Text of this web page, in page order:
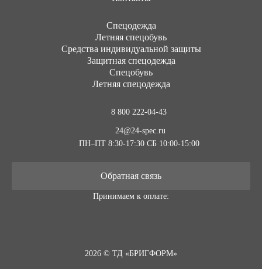
Cпецодежда
Летняя спецобувь
Средства индивидуальной защиты
Защитная спецодежда
Спецобувь
Летняя спецодежда
8 800 222-04-43
24@24-spec.ru
ПН–ПТ 8:30-17:30 СБ 10:00-15:00
Обратная связь
Принимаем к оплате:
2026 © ТД «БРИГФОРМ»